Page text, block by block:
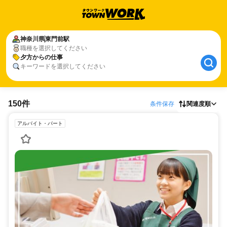
神奈川県東門前駅
職種を選択してください
夕方からの仕事
キーワードを選択してください
150件 条件保存 関連度順
アルバイト・パート